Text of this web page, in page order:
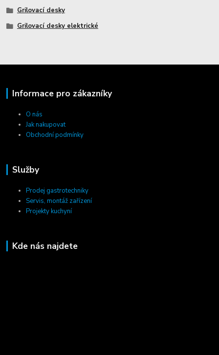
Grilovací desky
Grilovací desky elektrické
Informace pro zákazníky
O nás
Jak nakupovat
Obchodní podmínky
Služby
Prodej gastrotechniky
Servis, montáž zařízení
Projekty kuchyní
Kde nás najdete